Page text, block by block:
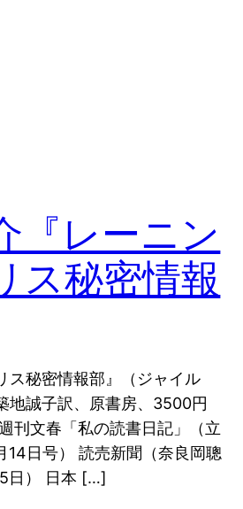
『レーニン
ス秘密情報
ス秘密情報部』（ジャイル
地誠子訳、原書房、3500円
刊文春「私の読書日記」（立
14日号） 読売新聞（奈良岡聰
日） 日本 […]